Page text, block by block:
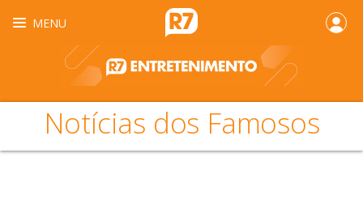
MENU
Notícias dos Famosos